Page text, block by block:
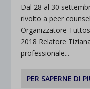
Dal 28 al 30
rivolto a peer
Organizzatore
2018 Relatore
professionale...
PER SAPERNE DI